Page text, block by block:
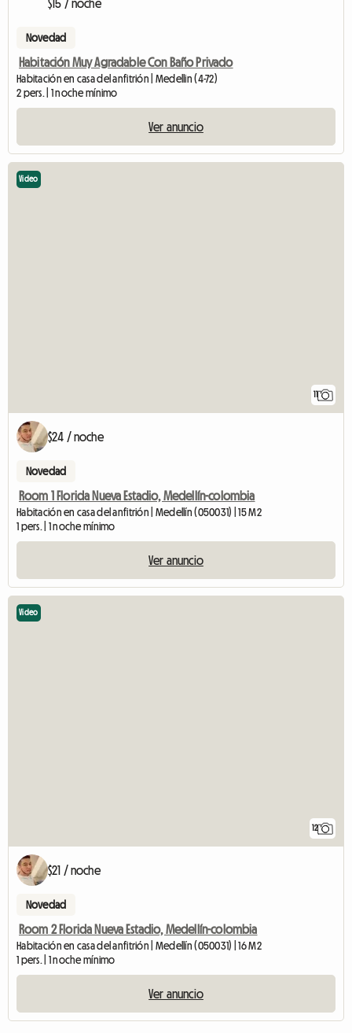
$15 / noche
Novedad
Habitación Muy Agradable Con Baño Privado
Habitación en casa del anfitrión | Medellin (4-72)
2 pers. | 1 noche mínimo
Ver anuncio
11
Video
$24 / noche
Novedad
Room 1 Florida Nueva Estadio, Medellín-colombia
Habitación en casa del anfitrión | Medellín (050031) | 15 M2
1 pers. | 1 noche mínimo
Ver anuncio
12
Video
$21 / noche
Novedad
Room 2 Florida Nueva Estadio, Medellín-colombia
Habitación en casa del anfitrión | Medellín (050031) | 16 M2
1 pers. | 1 noche mínimo
Ver anuncio